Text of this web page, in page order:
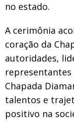
no estado.
A cerimônia
coração da
autoridades,
representantes
Chapada
talentos e
positivo na